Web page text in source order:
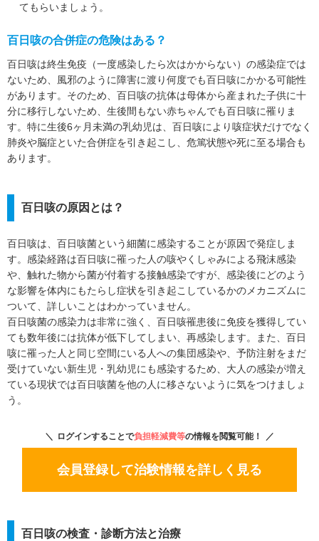
てもらいましょう。
百日咳の合併症の危険はある？
百日咳は終生免疫（一度感染したら次はかからない）の感染症では
ないため、風邪のように障害に渡り何度でも百日咳にかかる可能性
があります。そのため、百日咳の抗体は母体から産まれた子供に十
分に移行しないため、生後間もない赤ちゃんでも百日咳に罹りま
す。特に生後6ヶ月未満の乳幼児は、百日咳により咳症状だけでなく
肺炎や脳症といた合併症を引き起こし、危篤状態や死に至る場合も
あります。
百日咳の原因とは？
百日咳は、百日咳菌という細菌に感染することが原因で発症しま
す。感染経路は百日咳に罹った人の咳やくしゃみによる飛沫感染
や、触れた物から菌が付着する接触感染ですが、感染後にどのよう
な影響を体内にもたらし症状を引き起こしているかのメカニズムに
ついて、詳しいことはわかっていません。
百日咳菌の感染力は非常に強く、百日咳罹患後に免疫を獲得してい
ても数年後には抗体が低下してしまい、再感染します。また、百日
咳に罹った人と同じ空間にいる人への集団感染や、予防注射をまだ
受けていない新生児・乳幼児にも感染するため、大人の感染が増え
ている現状では百日咳菌を他の人に移さないように気をつけましょ
う。
ログインすることで負担軽減費等の情報を閲覧可能！
会員登録して治験情報を詳しく見る
百日咳の検査・診断方法と治療